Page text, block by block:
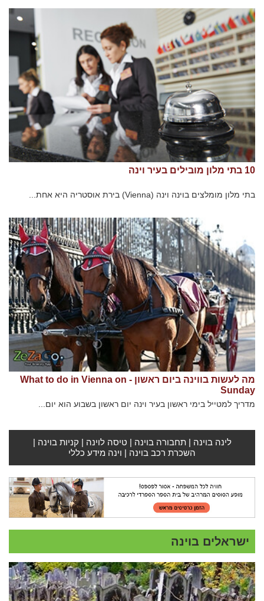
10 בתי מלון מובילים בעיר וינה
בתי מלון מומלצים בוינה וינה (Vienna) בירת אוסטריה היא אחת...
מה לעשות בווינה ביום ראשון - What to do in Vienna on
Sunday
מדריך למטייל בימי ראשון בעיר וינה יום ראשון בשבוע הוא יום...
לינה בוינה |תחבורה בוינה | טיסה לוינה | קניות בוינה |
השכרת רכב בוינה | וינה מידע כללי
ישראלים בוינה